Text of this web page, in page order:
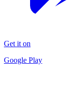
Get it on
Google Play